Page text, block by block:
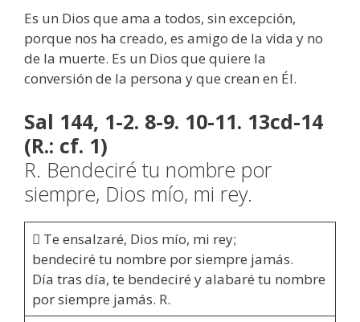
Es un Dios que ama a todos, sin excepción,
porque nos ha creado, es amigo de la vida y no
de la muerte. Es un Dios que quiere la
conversión de la persona y que crean en Él.
Sal 144, 1-2. 8-9. 10-11. 13cd-14
(R.: cf. 1)
R. Bendeciré tu nombre por
siempre, Dios mío, mi rey.
 Te ensalzaré, Dios mío, mi rey;
bendeciré tu nombre por siempre jamás.
Día tras día, te bendeciré y alabaré tu nombre
por siempre jamás. R.